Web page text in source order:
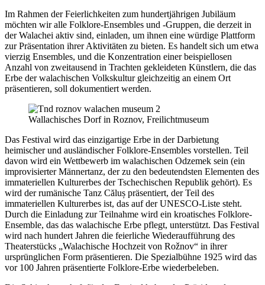
Im Rahmen der Feierlichkeiten zum hundertjährigen Jubiläum
möchten wir alle Folklore-Ensembles und -Gruppen, die derzeit in
der Walachei aktiv sind, einladen, um ihnen eine würdige Plattform
zur Präsentation ihrer Aktivitäten zu bieten. Es handelt sich um etwa
vierzig Ensembles, und die Konzentration einer beispiellosen
Anzahl von zweitausend in Trachten gekleideten Künstlern, die das
Erbe der walachischen Volkskultur gleichzeitig an einem Ort
präsentieren, soll dokumentiert werden.
Wallachisches Dorf in Roznov, Freilichtmuseum
Das Festival wird das einzigartige Erbe in der Darbietung
heimischer und ausländischer Folklore-Ensembles vorstellen. Teil
davon wird ein Wettbewerb im walachischen Odzemek sein (ein
improvisierter Männertanz, der zu den bedeutendsten Elementen des
immateriellen Kulturerbes der Tschechischen Republik gehört). Es
wird der rumänische Tanz Căluș präsentiert, der Teil des
immateriellen Kulturerbes ist, das auf der UNESCO-Liste steht.
Durch die Einladung zur Teilnahme wird ein kroatisches Folklore-
Ensemble, das das walachische Erbe pflegt, unterstützt. Das Festival
wird nach hundert Jahren die feierliche Wiederaufführung des
Theaterstücks „Walachische Hochzeit von Rožnov“ in ihrer
ursprünglichen Form präsentieren. Die Spezialbühne 1925 wird das
vor 100 Jahren präsentierte Folklore-Erbe wiederbeleben.